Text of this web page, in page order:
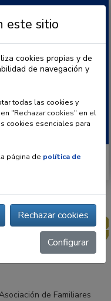
de Familiares
este sitio
cookies propias y de
de navegación y
todas las cookies y
"Rechazar cookies" en el
cookies esenciales para
página de política de
Rechazar cookies
Configurar